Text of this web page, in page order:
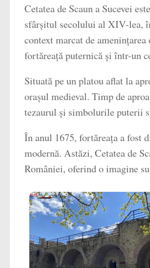
Cetatea de Scaun a Sucevei
sfârșitul secolului al XIV-lea,
context marcat de
fortăreață puternică și într-un
Situată pe un platou aflat la
orașul medieval. Timp de
tezaurul și simbolurile puterii
În anul 1675, fortăreața a fost
modernă. Astăzi, Cetatea de
României, oferind o imagine